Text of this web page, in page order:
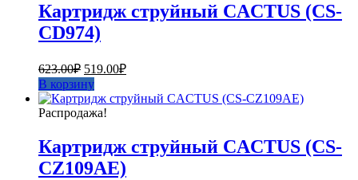
Картридж струйный CACTUS (CS-
CD974)
623.00₽ Первоначальная
цена
составляла
623.00₽.
519.00₽Текущая
519.00₽.
В корзину
Распродажа!
Картридж струйный CACTUS (CS-
CZ109AE)